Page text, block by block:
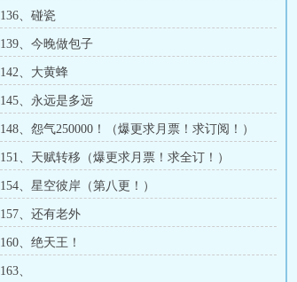
136、碰瓷
139、今晚做包子
142、大黄蜂
145、永远是多远
148、怨气250000！（爆更求月票！求订阅！）
151、天赋转移（爆更求月票！求全订！）
154、星空彼岸（第八更！）
157、还有老外
160、绝天王！
163、